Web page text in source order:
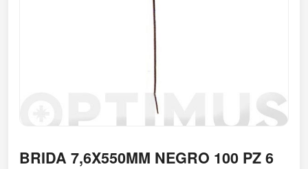
BRIDA 7,6X550MM NEGRO 100 PZ 6